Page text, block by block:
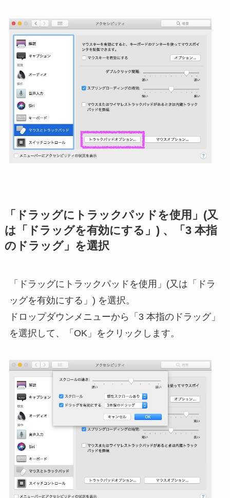
「ドラッグにトラックパッドを使用」(又
は「ドラッグを有効にする」) 、「3 本指
のドラッグ」を選択
「ドラッグにトラックパッドを使用」(又は「ドラ
ッグを有効にする」) を選択。
ドロップダウンメニューから「3 本指のドラッグ」
を選択して、「OK」をクリックします。